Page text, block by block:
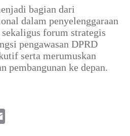
bagian dari
dalam penyelenggaraan
forum strategis
pengawasan DPRD
serta merumuskan
pembangunan ke depan.